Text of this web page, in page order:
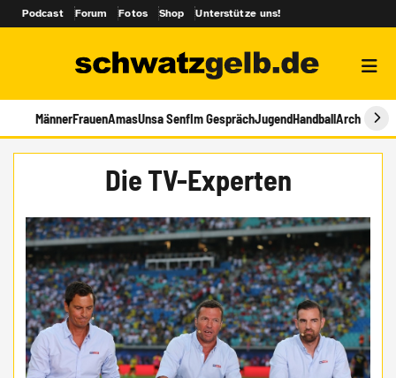
Podcast Forum Fotos Shop Unterstütze uns!
MännerFrauenAmasUnsa SenfIm GesprächJugendHandballArchiv
Die TV-Experten